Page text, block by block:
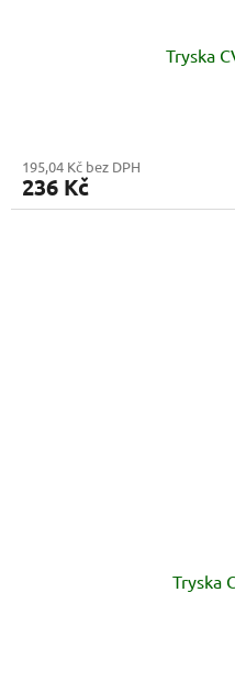
Tryska
195,04 Kč bez DPH
236 Kč
Tryska